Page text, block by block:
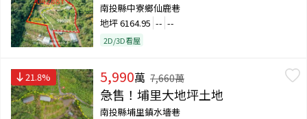
南投縣中寮鄉仙鹿巷
地坪6164.95 -- --
2D/3D看屋
21.8% 5,990萬 7,660萬
急售！埔里大地坪土地
南投縣埔里鎮水墻巷